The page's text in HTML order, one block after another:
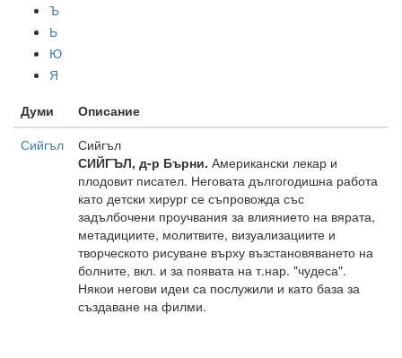
Ъ
Ь
Ю
Я
Думи
Описание
Сийгъл
Сийгъл
СИЙГЪЛ, д-р Бърни. Американски лекар и
плодовит писател. Неговата дългогодишна работа
като детски хирург се съпровожда със
задълбочени проучвания за влиянието на вярата,
метадициите, молитвите, визуализациите и
творческото рисуване върху възстановяването на
болните, вкл. и за появата на т.нар. "чудеса".
Някои негови идеи са послужили и като база за
създаване на филми.